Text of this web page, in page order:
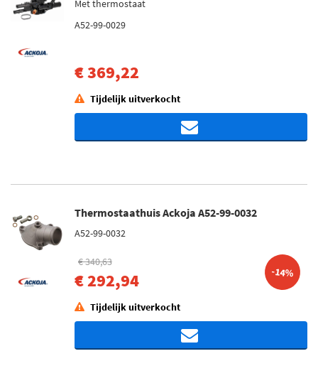
Met thermostaat
A52-99-0029
€ 369,22
Tijdelijk uitverkocht
Thermostaathuis Ackoja A52-99-0032
A52-99-0032
€ 340,63
€ 292,94 -14%
Tijdelijk uitverkocht